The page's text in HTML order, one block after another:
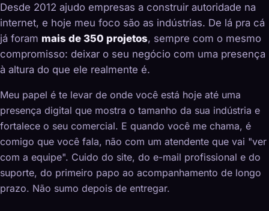
Desde 2012 ajudo empresas a construir autoridade na
internet, e hoje meu foco são as indústrias. De lá pra cá
já foram mais de 350 projetos, sempre com o mesmo
compromisso: deixar o seu negócio com uma presença
à altura do que ele realmente é.
Meu papel é te levar de onde você está hoje até uma
presença digital que mostra o tamanho da sua indústria e
fortalece o seu comercial. E quando você me chama, é
comigo que você fala, não com um atendente que vai "ver
com a equipe". Cuido do site, do e-mail profissional e do
suporte, do primeiro papo ao acompanhamento de longo
prazo. Não sumo depois de entregar.